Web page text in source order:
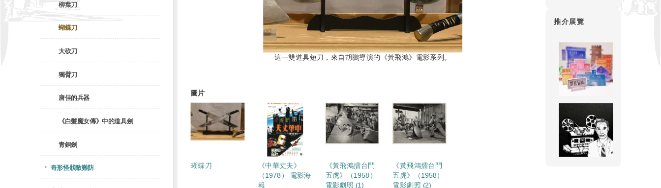
柳葉刀
蝴蝶刀
大砍刀
獨臂刀
唐佳的兵器
《白髮魔女傳》中的道具劍
青銅劍
奇形怪狀敵難防
這一雙道具短刀，來自胡鵬導演的《黃飛鴻》電影系列。
圖片
蝴蝶刀 《中華丈夫》
（1978） 電影海
報
《黃飛鴻擂台鬥
五虎》（1958）
電影劇照 (1)
《黃飛鴻擂台鬥
五虎》（1958）
電影劇照 (2)
推介展覽